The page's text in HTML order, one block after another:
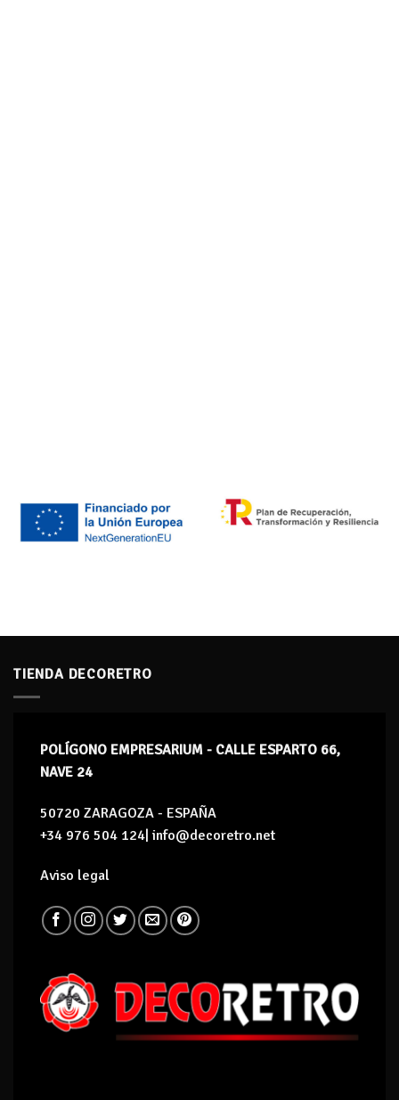
TIENDA DECORETRO
POLÍGONO EMPRESARIUM - CALLE ESPARTO 66,
NAVE 24
50720 ZARAGOZA - ESPAÑA
+34 976 504 124| info@decoretro.net
Aviso legal